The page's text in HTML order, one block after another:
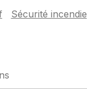
Sécurité incendie